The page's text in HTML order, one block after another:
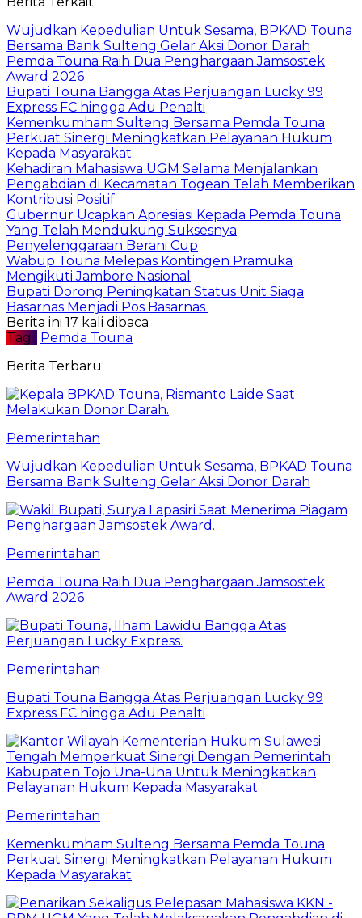
Wujudkan Kepedulian Untuk Sesama, BPKAD Touna
Bersama Bank Sulteng Gelar Aksi Donor Darah
Pemda Touna Raih Dua Penghargaan Jamsostek
Award 2026
Bupati Touna Bangga Atas Perjuangan Lucky 99
Express FC hingga Adu Penalti
Kemenkumham Sulteng Bersama Pemda Touna
Perkuat Sinergi Meningkatkan Pelayanan Hukum
Kepada Masyarakat
Kehadiran Mahasiswa UGM Selama Menjalankan
Pengabdian di Kecamatan Togean Telah Memberikan
Kontribusi Positif
Gubernur Ucapkan Apresiasi Kepada Pemda Touna
Yang Telah Mendukung Suksesnya
Penyelenggaraan Berani Cup
Wabup Touna Melepas Kontingen Pramuka
Mengikuti Jambore Nasional
Bupati Dorong Peningkatan Status Unit Siaga
Basarnas Menjadi Pos Basarnas
Berita ini 17 kali dibaca
Tag : Pemda Touna
Berita Terbaru
Pemerintahan
Wujudkan Kepedulian Untuk Sesama, BPKAD Touna
Bersama Bank Sulteng Gelar Aksi Donor Darah
Pemerintahan
Pemda Touna Raih Dua Penghargaan Jamsostek
Award 2026
Pemerintahan
Bupati Touna Bangga Atas Perjuangan Lucky 99
Express FC hingga Adu Penalti
Pemerintahan
Kemenkumham Sulteng Bersama Pemda Touna
Perkuat Sinergi Meningkatkan Pelayanan Hukum
Kepada Masyarakat